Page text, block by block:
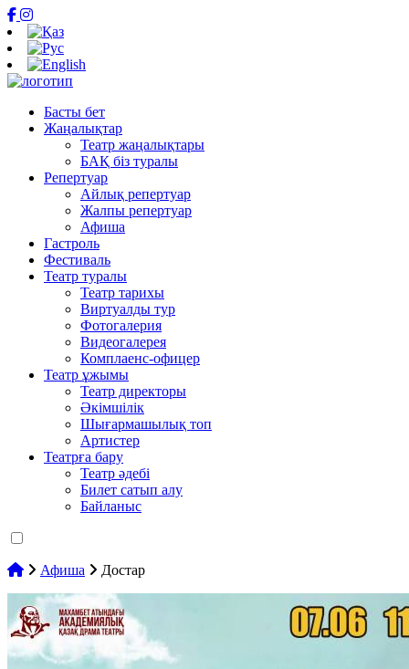
Басты бет
Жаңалықтар
Театр жаңалықтары
БАҚ біз туралы
Репертуар
Айлық репертуар
Жалпы репертуар
Афиша
Гастроль
Фестиваль
Театр туралы
Театр тарихы
Виртуалды тур
Фотогалерия
Видеогалерея
Комплаенс-офицер
Театр ұжымы
Театр директоры
Әкімшілік
Шығармашылық топ
Артистер
Театрға бару
Театр әдебі
Билет сатып алу
Байланыс
Афиша Достар